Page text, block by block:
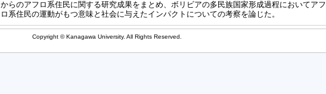
からのアフロ系住民に関する研究成果をまとめ、ボリビアの多民族国家形成過程においてアフ
ロ系住民の運動がもつ意味と社会に与えたインパクトについての考察を論じた。
Copyright © Kanagawa University. All Rights Reserved.